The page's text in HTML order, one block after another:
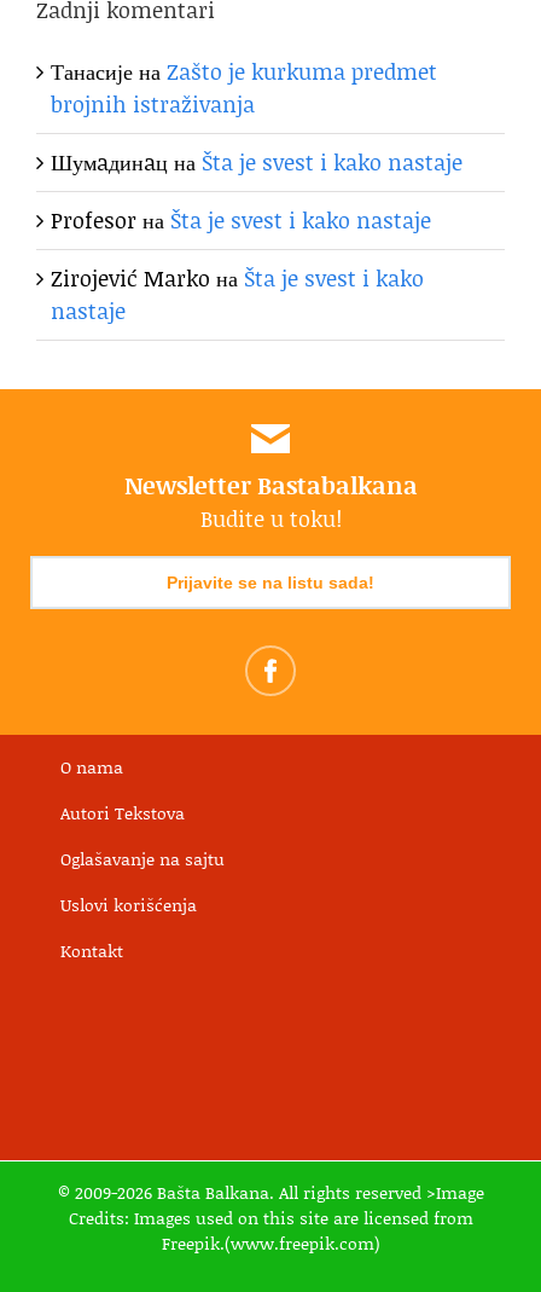
Zadnji komentari
ТанасијенаZašto je kurkuma predmet
brojnih istraživanja
Шумaдинaцна Šta je svest i kako nastaje
Profesorна Šta je svest i kako nastaje
Zirojević Marko на Šta je svest i kako
nastaje
Newsletter Bastabalkana
Budite u toku!
Prijavite se na listu sada!
O nama
Autori Tekstova
Oglašavanje na sajtu
Uslovi korišćenja
Kontakt
© 2009-2026 Bašta Balkana. All rights reserved >Image
Credits: Images used on this site are licensed from
Freepik.(www.freepik.com)